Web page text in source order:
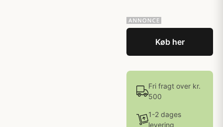
Køb her
Fri fragt over kr.
500
1-2 dages
levering